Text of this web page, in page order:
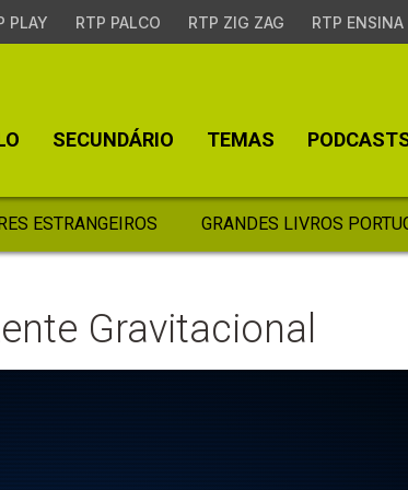
PLAY RTP PALCO RTP ZIG ZAG RTP ENSINA
SECUNDÁRIO TEMAS
ESTRANGEIROS GRANDES LIVROS
Gravitacional